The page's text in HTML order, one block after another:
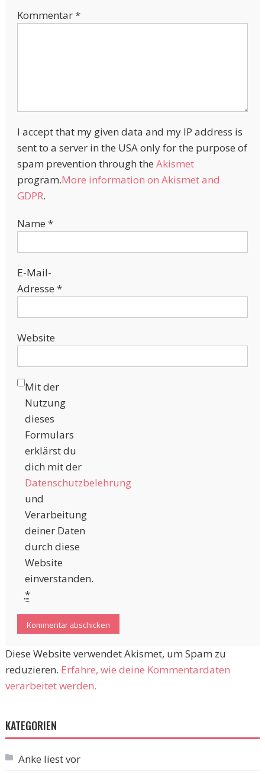
Kommentar*
I accept that my given data and my IP address is
sent to a server in the USA only for the purpose of
spam prevention through the Akismet
program.More information on Akismet and
GDPR.
Name *
E-Mail-
Adresse *
Website
Mit der
Nutzung
dieses
Formulars
erklärst du
dich mit der
Datenschutzbelehrung
und
Verarbeitung
deiner Daten
durch diese
Website
einverstanden.
*
Diese Website verwendet Akismet, um Spam zu
reduzieren. Erfahre, wie deine Kommentardaten
verarbeitet werden.
KATEGORIEN
Anke liest vor